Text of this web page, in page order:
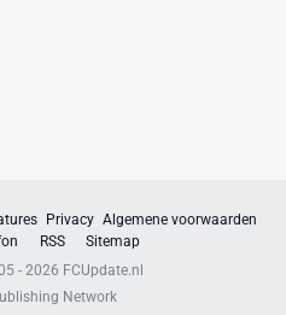
Privacy Algemene voorwaarden
RSS
Sitemap
- 2026 FCUpdate.nl
Network